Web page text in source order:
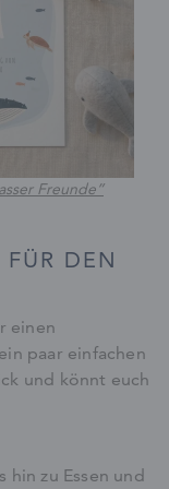
Freunde”
DEN
einen
paar einfachen
und könnt euch
zu Essen und